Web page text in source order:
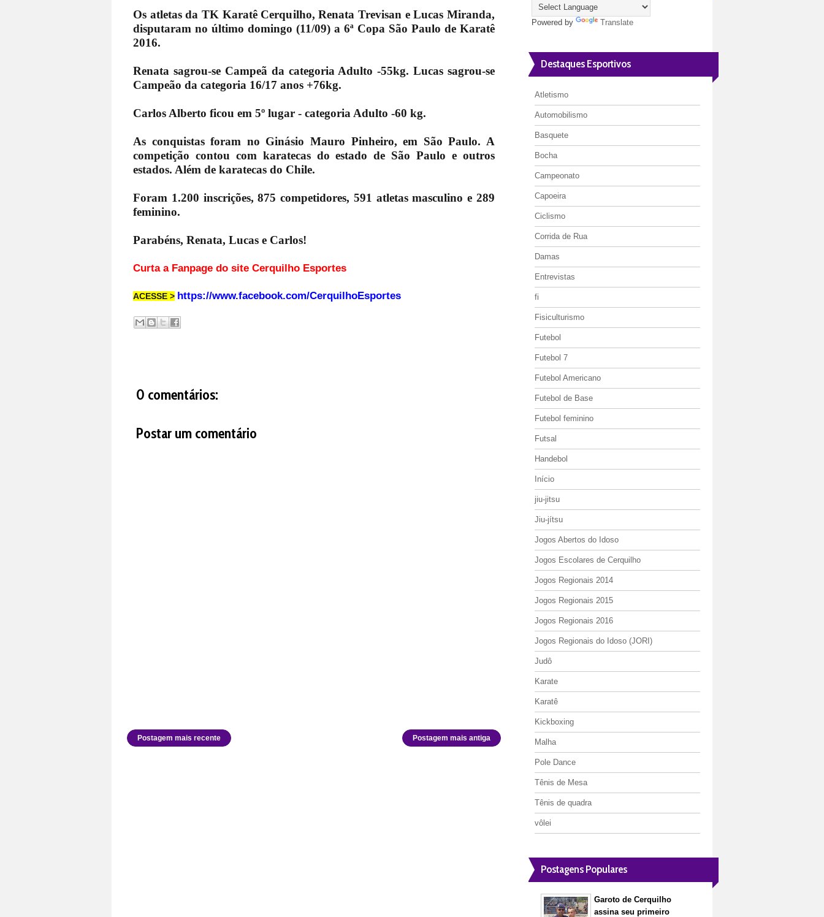
Os atletas da TK Karatê Cerquilho, Renata Trevisan e Lucas Miranda,
disputaram no último domingo (11/09) a 6ª Copa São Paulo de Karatê
2016.
Renata sagrou-se Campeã da categoria Adulto -55kg. Lucas sagrou-se
Campeão da categoria 16/17 anos +76kg.
Carlos Alberto ficou em 5º lugar - categoria Adulto -60 kg.
As conquistas foram no Ginásio Mauro Pinheiro, em São Paulo. A
competição contou com karatecas do estado de São Paulo e outros
estados. Além de karatecas do Chile.
Foram 1.200 inscrições, 875 competidores, 591 atletas masculino e 289
feminino.
Parabéns, Renata, Lucas e Carlos!
Curta a Fanpage do site Cerquilho Esportes
ACESSE > https://www.facebook.com/CerquilhoEsportes
0 comentários:
Postar um comentário
Postagem mais recente Postagem mais antiga
Powered by Translate
Destaques Esportivos
Atletismo
Automobilismo
Basquete
Bocha
Campeonato
Capoeira
Ciclismo
Corrida de Rua
Damas
Entrevistas
fi
Fisiculturismo
Futebol
Futebol 7
Futebol Americano
Futebol de Base
Futebol feminino
Futsal
Handebol
Início
jiu-jitsu
Jiu-jítsu
Jogos Abertos do Idoso
Jogos Escolares de Cerquilho
Jogos Regionais 2014
Jogos Regionais 2015
Jogos Regionais 2016
Jogos Regionais do Idoso (JORI)
Judô
Karate
Karatê
Kickboxing
Malha
Pole Dance
Tênis de Mesa
Tênis de quadra
vôlei
Postagens Populares
Garoto de Cerquilho
assina seu primeiro